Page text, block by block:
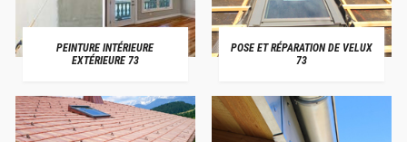
PEINTURE INTÉRIEURE
EXTÉRIEURE 73
POSE ET RÉPARATION DE VELUX
73